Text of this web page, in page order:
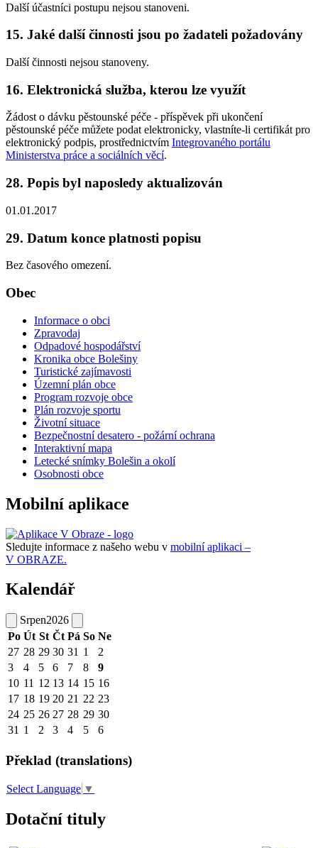
Další účastníci postupu nejsou stanoveni.
15. Jaké další činnosti jsou po žadateli požadovány
Další činnosti nejsou stanoveny.
16. Elektronická služba, kterou lze využít
Žádost o dávku pěstounské péče - příspěvek při ukončení
pěstounské péče můžete podat elektronicky, vlastníte-li certifikát pro
elektronický podpis, prostřednictvím Integrovaného portálu
Ministerstva práce a sociálních věcí.
28. Popis byl naposledy aktualizován
01.01.2017
29. Datum konce platnosti popisu
Bez časového omezení.
Obec
Informace o obci
Zpravodaj
Odpadové hospodářství
Kronika obce Bolešiny
Turistické zajímavosti
Územní plán obce
Program rozvoje obce
Plán rozvoje sportu
Životní situace
Bezpečnostní desatero - požární ochrana
Interaktivní mapa
Letecké snímky Bolešin a okolí
Osobnosti obce
Mobilní aplikace
Sledujte informace z našeho webu v mobilní aplikaci –
V OBRAZE.
Kalendář
Srpen2026
Po Út St Čt Pá So Ne
27 28 29 30 31 1
2
3
4 5 6 7 8
9
10 11 12 13 14 15 16
17 18 19 20 21 22 23
24 25 26 27 28 29 30
31 1 2 3 4 5 6
Překlad (translations)
Select Language ▼
Dotační tituly